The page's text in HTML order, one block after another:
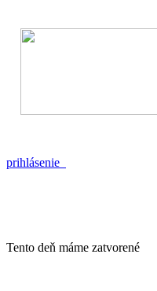
prihlásenie
Tento deň máme zatvorené